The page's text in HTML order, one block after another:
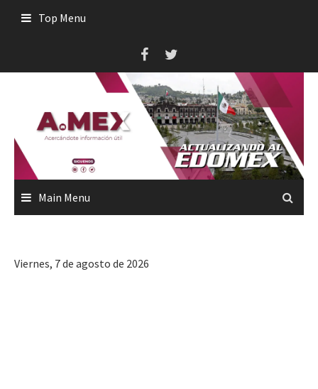
Top Menu
Main Menu
Viernes, 7 de agosto de 2026